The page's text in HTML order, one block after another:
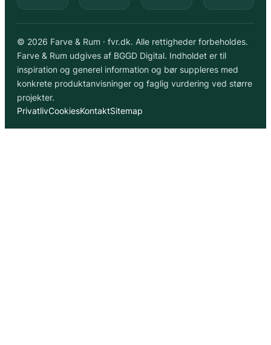
© 2026 Farve & Rum · fvr.dk. Alle rettigheder forbeholdes.
Farve & Rum udgives af BGGD Digital. Indholdet er til
inspiration og generel information og bør suppleres med
konkrete produktanvisninger og faglig vurdering ved større
projekter.
PrivatlivCookiesKontaktSitemap